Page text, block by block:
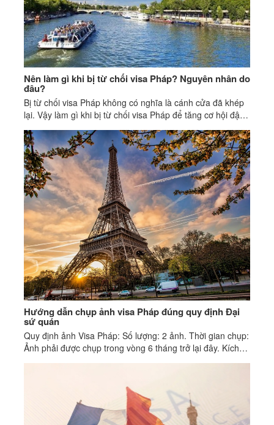
Nên làm gì khi bị từ chối visa Pháp? Nguyên nhân do
đâu?
Bị từ chối visa Pháp không có nghĩa là cánh cửa đã khép
lại. Vậy làm gì khi bị từ chối visa Pháp để tăng cơ hội đậu
Hướng dẫn chụp ảnh visa Pháp đúng quy định Đại
sứ quán
Quy định ảnh Visa Pháp: Số lượng: 2 ảnh. Thời gian chụp:
Ảnh phải được chụp trong vòng 6 tháng trở lại đây. Kích